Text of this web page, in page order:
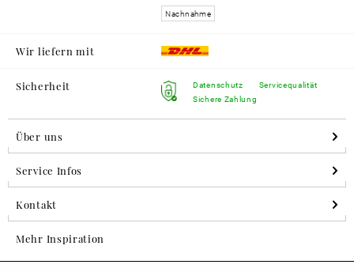
Nachnahme
Wir liefern mit
Sicherheit
Datenschutz
Sichere Zahlung
Servicequalität
Über uns
Service Infos
Kontakt
Mehr Inspiration